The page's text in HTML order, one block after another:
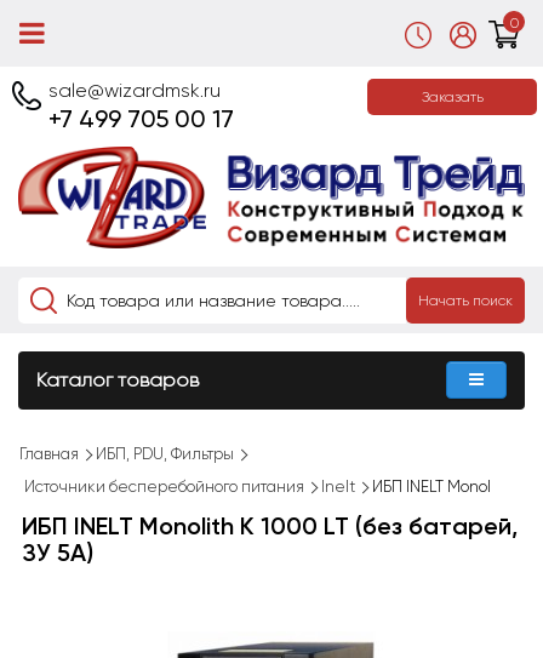
0
sale@wizardmsk.ru
+7 499 705 00 17
Заказать
Начать поиск
Каталог товаров
Главная
ИБП, PDU, Фильтры
Источники бесперебойного питания
Inelt ИБП INELT Monol
ИБП INELT Monolith K 1000 LT (без батарей,
ЗУ 5А)